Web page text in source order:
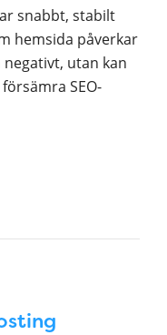
snabbt, stabilt
hemsida påverkar
utan kan
SEO-